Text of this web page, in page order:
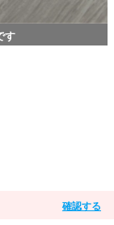
す
確認する